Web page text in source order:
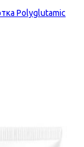
Polyglutamic